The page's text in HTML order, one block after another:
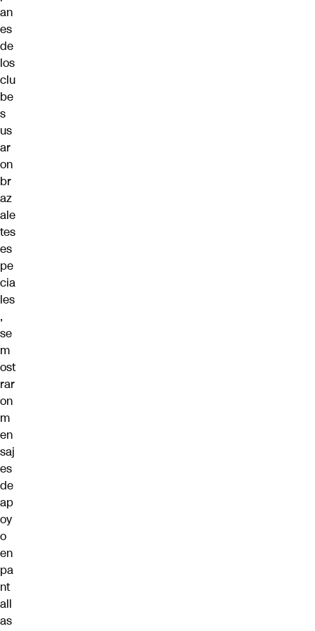
an
es
de
los
clu
be
s
us
ar
on
br
az
ale
tes
es
pe
cia
les
,
se
m
ost
rar
on
m
en
saj
es
de
ap
oy
o
en
pa
nt
all
as